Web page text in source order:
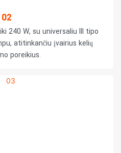
02
240 W, su universaliu III tipo
atitinkančiu įvairius kelių
poreikius.